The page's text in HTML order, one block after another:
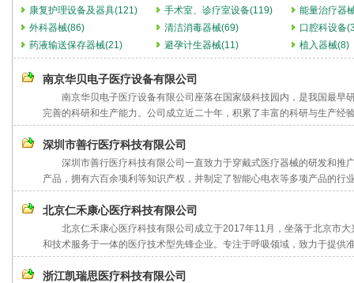
康复护理设备及器具(121)
手术室、诊疗室设备(119)
能量治疗器
外科器械(86)
清洁消毒器械(69)
口腔科设备
药液输送保存器械(21)
避孕计生器械(11) 植入器械(8)
南京华贝电子医疗设备有限公司
南京华贝电子医疗设备有限公司座落在国家级科技园内，是我国最早
完善的科研和生产能力。公司成立近二十年，积累了丰富的科研与生产经
深圳市善行医疗科技有限公司
深圳市善行医疗科技有限公司一直致力于穿戴式医疗器械的研发和推
产品，拥有六百余项利等知识产权，并制定了智能心电衣等多项产品的行
北京仁禾康心医疗科技有限公司
北京仁禾康心医疗科技有限公司成立于2017年11月，坐落于北京市大
和技术服务于一体的医疗技术型先锋企业。专注于呼吸领域，致力于提供
浙江凯瑞思医疗科技有限公司